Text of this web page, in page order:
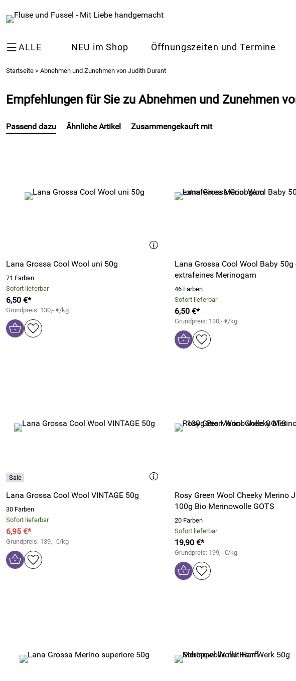
ALLE NEU im Shop Öffnungszeiten und Termine
Startseite > Abnehmen und Zunehmen von Judith Durant
Empfehlungen für Sie zu Abnehmen und Zunehmen
Passend dazu
Lana Grossa Cool Wool uni 50g
71 Farben
Sofort lieferbar
6,50 €*
Grundpreis: 130,- €/kg
Lana Grossa Cool Wool Baby 50g
extrafeines Merinogarn
46 Farben
Sofort lieferbar
6,50 €*
Grundpreis: 130,- €/kg
Lana Grossa Cool Wool VINTAGE 50g
30 Farben
Sofort lieferbar
6,95 €*
Grundpreis: 139,- €/kg
Rosy Green Wool Cheeky Merino
100g Bio Merinowolle GOTS
20 Farben
Sofort lieferbar
19,90 €*
Grundpreis: 199,- €/kg
Ähnliche Artikel Zusammengekauft mit